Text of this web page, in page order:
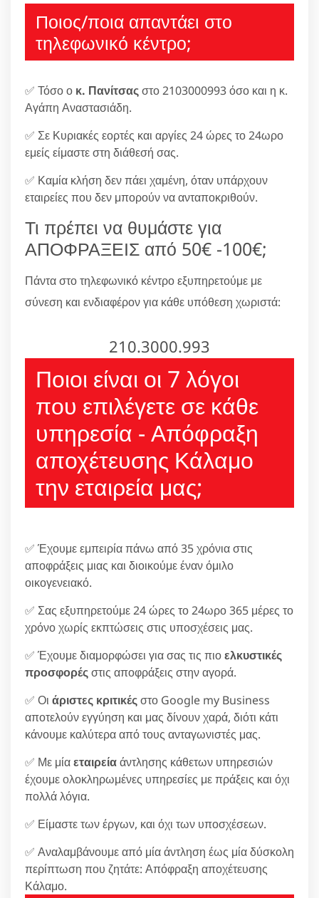
Ποιος/ποια απαντάει στο
τηλεφωνικό κέντρο;
✅ Τόσο ο κ. Πανίτσαςστο 2103000993 όσο και η κ.
Αγάπη Αναστασιάδη.
✅ Σε Κυριακές εορτές και αργίες 24 ώρες το 24ωρο
εμείς είμαστε στη διάθεσή σας.
✅ Καμία κλήση δεν πάει χαμένη, όταν υπάρχουν
εταιρείες που δεν μπορούν να ανταποκριθούν.
Τι πρέπει να θυμάστε για
ΑΠΟΦΡΑΞΕΙΣ από 50€ -100€;
Πάντα στο τηλεφωνικό κέντρο εξυπηρετούμε με
σύνεση και ενδιαφέρον για κάθε υπόθεση χωριστά:
210.3000.993
Ποιοι είναι οι 7 λόγοι
που επιλέγετε σε κάθε
υπηρεσία - Απόφραξη
αποχέτευσης Κάλαμο
την εταιρεία μας;
✅ Έχουμε εμπειρία πάνω από 35 χρόνια στις
αποφράξεις μιας και διοικούμε έναν όμιλο
οικογενειακό.
✅ Σας εξυπηρετούμε 24 ώρες το 24ωρο 365 μέρες το
χρόνο χωρίς εκπτώσεις στις υποσχέσεις μας.
✅ Έχουμε διαμορφώσει για σας τις πιοελκυστικές
προσφορέςστις αποφράξεις στην αγορά.
✅ Οι άριστες κριτικέςστο Google my Business
αποτελούν εγγύηση και μας δίνουν χαρά, διότι κάτι
κάνουμε καλύτερα από τους ανταγωνιστές μας.
✅ Με μίαεταιρείαάντλησης κάθετων υπηρεσιών
έχουμε ολοκληρωμένες υπηρεσίες με πράξεις και όχι
πολλά λόγια.
✅ Είμαστε των έργων, και όχι των υποσχέσεων.
✅ Αναλαμβάνουμε από μία άντληση έως μία δύσκολη
περίπτωση που ζητάτε: Απόφραξη αποχέτευσης
Κάλαμο.